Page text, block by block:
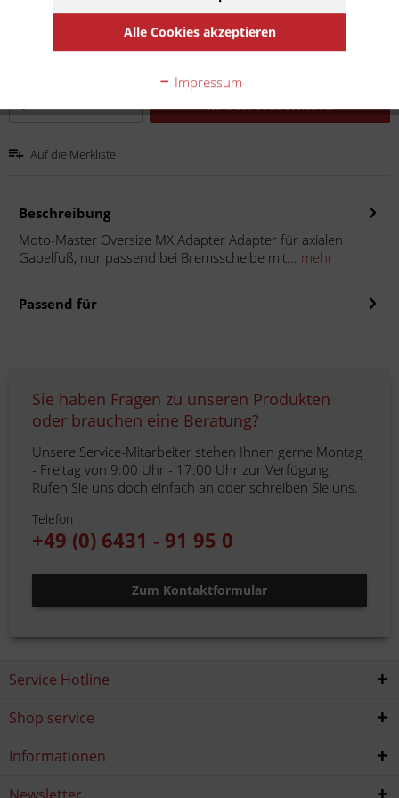
zzgl. Versandkosten
Lieferzeit 20 Werktage
In denWarenkorb
Auf die Merkliste
Beschreibung
Moto-Master Oversize MX Adapter Adapter für axialen
Gabelfuß, nur passend bei Bremsscheibe mit... mehr
Passend für
Sie haben Fragen zu unseren Produkten
oder brauchen eine Beratung?
Unsere Service-Mitarbeiter stehen Ihnen gerne Montag
- Freitag von 9:00 Uhr - 17:00 Uhr zur Verfügung.
Rufen Sie uns doch einfach an oder schreiben Sie uns.
Telefon
+49 (0) 6431 - 91 95 0
Zum Kontaktformular
Service Hotline
Shop service
Informationen
Alle Cookies akzeptieren
Impressum